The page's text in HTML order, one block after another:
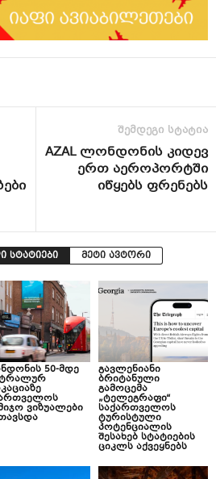
შემდეგი სტატია
AZAL ლონდონის კიდევ
ერთ აეროპორტში
იწყებს ფრენებს
სტატიები მეტი ავტორი
50-მდე
ვიზუალები
გავლენიანი
ბრიტანული
გამოცემა
„ტელეგრაფი“
საქართველოს
ტურისტული
პოტენციალის
შესახებ სტატიების
ციკლს აქვეყნებს